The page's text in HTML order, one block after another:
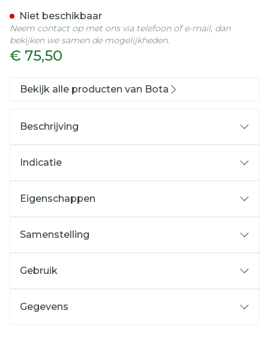
€ 75,50
Niet beschikbaar
Neem contact op met ons via telefoon of e-mail, dan
bekijken we samen de mogelijkheden.
Bekijk alle producten van Bota
Beschrijving
Indicatie
Eigenschappen
Samenstelling
Gebruik
Gegevens